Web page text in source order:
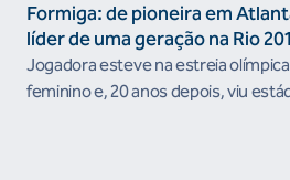
Formiga: de pioneira em
líder de uma geração na Rio
Jogadora esteve na estreia
feminino e, 20 anos depois, viu